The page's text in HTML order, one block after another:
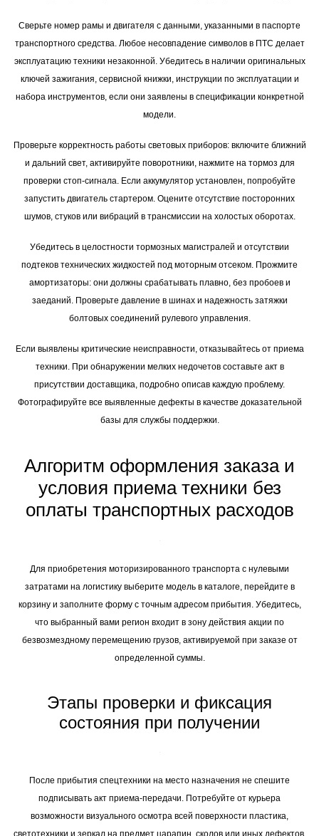
Сверьте номер рамы и двигателя с данными, указанными в паспорте
транспортного средства. Любое несовпадение символов в ПТС делает
эксплуатацию техники незаконной. Убедитесь в наличии оригинальных
ключей зажигания, сервисной книжки, инструкции по эксплуатации и
набора инструментов, если они заявлены в спецификации конкретной
Проверьте корректность работы световых приборов: включите ближний
и дальний свет, активируйте поворотники, нажмите на тормоз для
проверки стоп-сигнала. Если аккумулятор установлен, попробуйте
запустить двигатель стартером. Оцените отсутствие посторонних
Убедитесь в целостности тормозных магистралей и отсутствии
подтеков технических жидкостей под моторным отсеком. Прожмите
амортизаторы: они должны срабатывать плавно, без пробоев и
заеданий. Проверьте давление в шинах и надежность затяжки
Если выявлены критические неисправности, отказывайтесь от приема
техники. При обнаружении мелких недочетов составьте акт в
присутствии доставщика, подробно описав каждую проблему.
Фотографируйте все выявленные дефекты в качестве доказательной
Алгоритм оформления заказа и
условия приема техники без
Для приобретения моторизированного транспорта с нулевыми
затратами на логистику выберите модель в каталоге, перейдите в
корзину и заполните форму с точным адресом прибытия. Убедитесь,
что выбранный вами регион входит в зону действия акции по
Этапы проверки и фиксация
состояния при получении
После прибытия спецтехники на место назначения не спешите
подписывать акт приема-передачи. Потребуйте от курьера